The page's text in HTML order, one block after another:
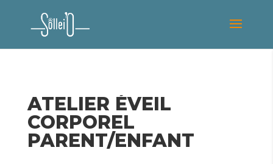
ATELIER ÉVEIL
CORPOREL
PARENT/ENFANT